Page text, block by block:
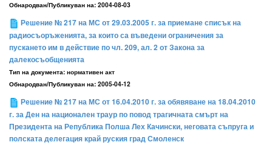
Обнародван/Публикуван на: 2004-08-03
Решение № 217 на МС от 29.03.2005 г. за приемане списък на
радиосъоръженията, за които са въведени ограничения за
пускането им в действие по чл. 209, ал. 2 от Закона за
далекосъобщенията
Тип на документа: нормативен акт
Обнародван/Публикуван на: 2005-04-12
Решение № 217 на МС от 16.04.2010 г. за обявяване на 18.04.2010
г. за Ден на национален траур по повод трагичната смърт на
Президента на Република Полша Лех Качински, неговата съпруга и
полската делегация край руския град Смоленск